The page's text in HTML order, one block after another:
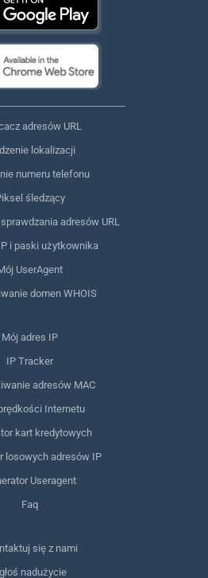
adresów URL
lokalizacji
numeru telefonu
śledzący
adresów URL
i paski użytkownika
UserAgent
domen WHOIS
Mój adres IP
IP Tracker
adresów MAC
Internetu
kart kredytowych
losowych adresów IP
Useragent
Faq
się z nami
nadużycie